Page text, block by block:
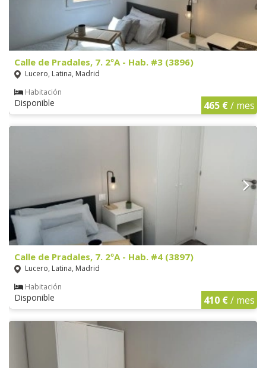
Calle de Pradales, 7. 2ºA - Hab. #3 (3896)
Lucero, Latina, Madrid
Habitación
Disponible 465 €/ mes
Calle de Pradales, 7. 2ºA - Hab. #4 (3897)
Lucero, Latina, Madrid
Habitación
Disponible 410 €/ mes